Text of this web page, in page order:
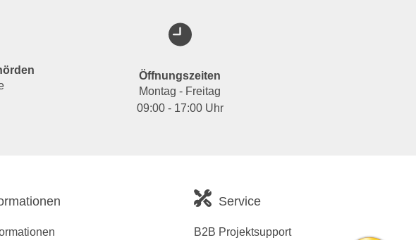
Öffnungszeiten
Montag - Freitag
09:00 - 17:00 Uhr
Service
B2B Projektsupport